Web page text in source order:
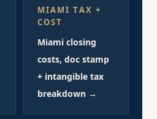
MIAMI TAX +
COST
Miami closing
costs, doc stamp
+ intangible tax
breakdown →